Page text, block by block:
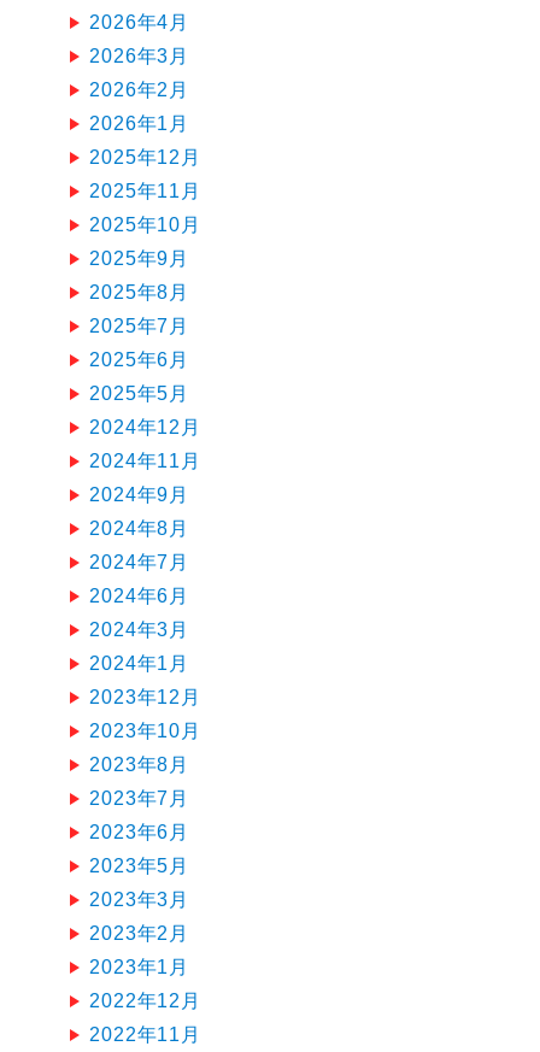
2026年4月
2026年3月
2026年2月
2026年1月
2025年12月
2025年11月
2025年10月
2025年9月
2025年8月
2025年7月
2025年6月
2025年5月
2024年12月
2024年11月
2024年9月
2024年8月
2024年7月
2024年6月
2024年3月
2024年1月
2023年12月
2023年10月
2023年8月
2023年7月
2023年6月
2023年5月
2023年3月
2023年2月
2023年1月
2022年12月
2022年11月